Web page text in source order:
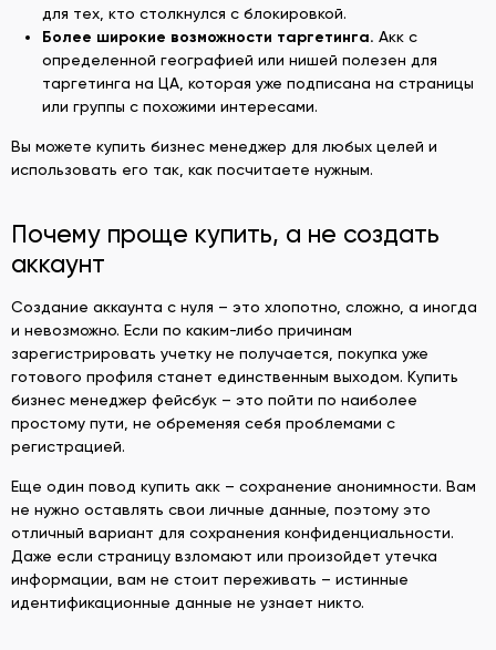
для тех, кто столкнулся с блокировкой.
Более широкие возможности таргетинга. Акк с
определенной географией или нишей полезен для
таргетинга на ЦА, которая уже подписана на страницы
или группы с похожими интересами.
Вы можете купить бизнес менеджер для любых целей и
использовать его так, как посчитаете нужным.
Почему проще купить, а не создать
аккаунт
Создание аккаунта с нуля – это хлопотно, сложно, а иногда
и невозможно. Если по каким-либо причинам
зарегистрировать учетку не получается, покупка уже
готового профиля станет единственным выходом. Купить
бизнес менеджер фейсбук – это пойти по наиболее
простому пути, не обременяя себя проблемами с
регистрацией.
Еще один повод купить акк – сохранение анонимности. Вам
не нужно оставлять свои личные данные, поэтому это
отличный вариант для сохранения конфиденциальности.
Даже если страницу взломают или произойдет утечка
информации, вам не стоит переживать – истинные
идентификационные данные не узнает никто.